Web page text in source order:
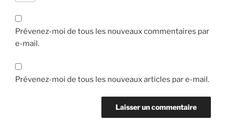
Prévenez-moi de tous les nouveaux commentaires par
e-mail.
Prévenez-moi de tous les nouveaux articles par e-mail.